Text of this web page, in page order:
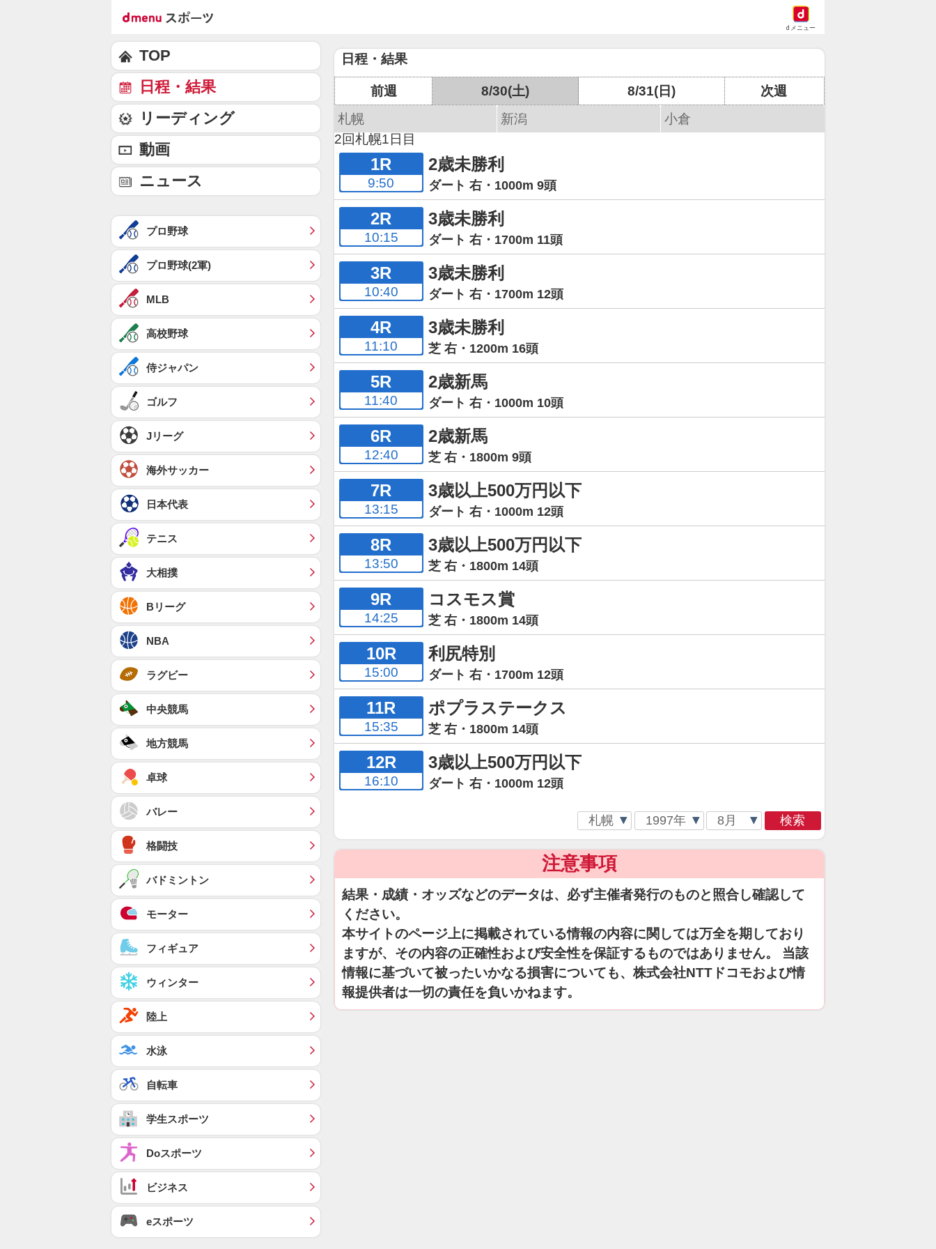
dメニュー
日程・結果
前週 8/30(土) 8/31(日)
次週
札幌
新潟
小倉
2回札幌1日目
1R
9:50
2歳未勝利
ダート 右・1000m 9頭
2R
10:15
3歳未勝利
ダート 右・1700m 11頭
3R
10:40
3歳未勝利
ダート 右・1700m 12頭
4R
11:10
3歳未勝利
芝 右・1200m 16頭
5R
11:40
2歳新馬
ダート 右・1000m 10頭
6R
12:40
2歳新馬
芝 右・1800m 9頭
7R
13:15
3歳以上500万円以下
ダート 右・1000m 12頭
8R
13:50
3歳以上500万円以下
芝 右・1800m 14頭
9R
14:25
コスモス賞
芝 右・1800m 14頭
10R
15:00
利尻特別
ダート 右・1700m 12頭
11R
15:35
ポプラステークス
芝 右・1800m 14頭
12R
16:10
3歳以上500万円以下
ダート 右・1000m 12頭
検索
注意事項
結果・成績・オッズなどのデータは、必ず主催者発行のものと照合し確認して
ください。
本サイトのページ上に掲載されている情報の内容に関しては万全を期しており
ますが、その内容の正確性および安全性を保証するものではありません。 当該
情報に基づいて被ったいかなる損害についても、株式会社NTTドコモおよび情
報提供者は一切の責任を負いかねます。
TOP
日程・結果
リーディング
動画
ニュース
プロ野球
プロ野球(2軍)
MLB
高校野球
侍ジャパン
ゴルフ
Jリーグ
海外サッカー
日本代表
テニス
大相撲
Bリーグ
NBA
ラグビー
中央競馬
地方競馬
卓球
バレー
格闘技
バドミントン
モーター
フィギュア
ウィンター
陸上
水泳
自転車
学生スポーツ
Doスポーツ
ビジネス
eスポーツ